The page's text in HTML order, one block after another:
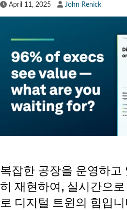
Published Date
April 11, 2025 Author
John Renick
복잡한 공장을 운영하고
히 재현하여, 실시간으
로 디지털 트윈의 힘입